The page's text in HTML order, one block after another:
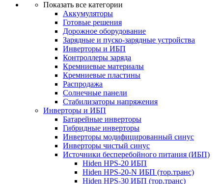
Показать все категории
Аккумуляторы
Готовые решения
Дорожное оборудование
Зарядные и пуско-зарядные устройства
Инверторы и ИБП
Контроллеры заряда
Кремниевые материалы
Кремниевые пластины
Распродажа
Солнечные панели
Стабилизаторы напряжения
Инверторы и ИБП
Батарейные инверторы
Гибридные инверторы
Инверторы модифицированный синус
Инверторы чистый синус
Источники бесперебойного питания (ИБП)
Hiden HPS-20 ИБП
Hiden HPS-20-N ИБП (тор.транс)
Hiden HPS-30 ИБП (тор.транс)